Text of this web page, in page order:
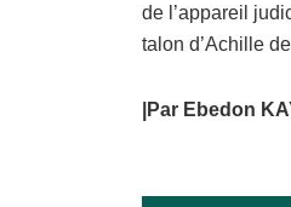
de l’appareil
talon d’Achille
|Par Ebedon